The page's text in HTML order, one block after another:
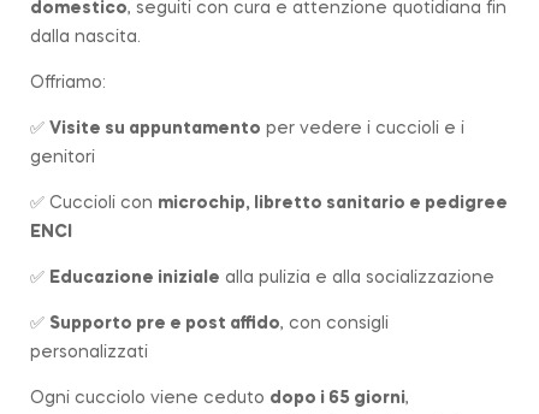
domestico, seguiti con cura e attenzione quotidiana fin
dalla nascita.
Offriamo:
✅ Visite su appuntamento per vedere i cuccioli e i
genitori
✅ Cuccioli con microchip, libretto sanitario e pedigree
ENCI
✅ Educazione iniziale alla pulizia e alla socializzazione
✅ Supporto pre e post affido, con consigli
personalizzati
Ogni cucciolo viene ceduto dopo i 65 giorni,